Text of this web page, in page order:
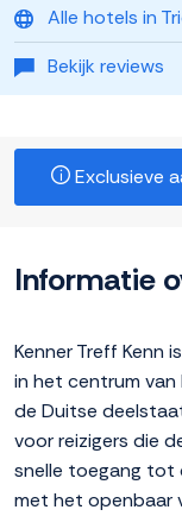
Alle hotels in
Bekijk reviews
Exclusieve
Informatie
Kenner Treff Kenn
in het centrum van
de Duitse
voor reizigers die
snelle toegang tot
met het openbaar